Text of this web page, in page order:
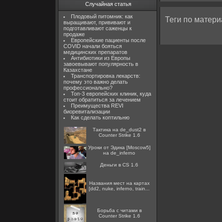
Случайная статья
Плодовый питомник: как
выращивают, прививают и
подготавливают саженцы к
продаже
Европейские пациенты после
COVID начали бояться
медицинских препаратов
Антибиотики из Европы
завоевывают популярность в
Казахстане
Транспортировка лекарств:
почему это важно делать
профессионально?
Топ-3 европейских клиник, куда
стоит обратиться за лечением
Преимущества REVI
биоревитализации
Как сделать коптильню
Тактика на de_dust2 в
Counter Strike 1.6
Уроки от Эдика [Moscow5]
на de_inferno
Деньги в CS 1.6
Названия мест на картах
[dd2, nuke, inferno, train...
Борьба с читами в
Counter Strike 1.6
Теги по